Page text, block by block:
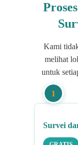
Kami
melihat
untuk
1
Survei